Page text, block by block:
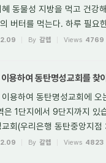
동물성 지방을 먹고 건강
버터를 먹는다. 하루 필요
By 갈렙 Views 4769
용하여 동탄명성교회를 찾
용하여 동탄명성교회에
은 1단지에서 9단지까지
교회(우리은행 동탄중앙지
By 갈렙 Views 4823